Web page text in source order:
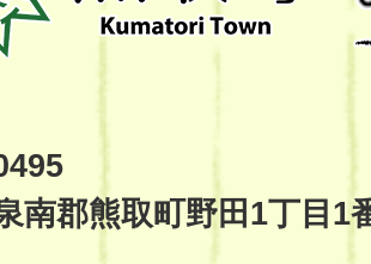
南郡熊取町野田1丁目1